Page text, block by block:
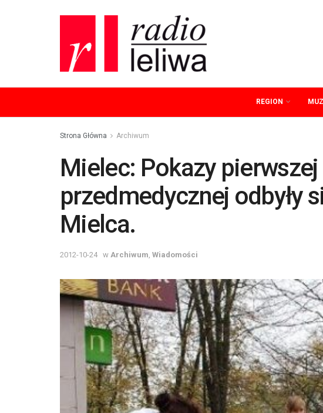
REGION
Strona Główna Archiwum
Mielec: Pokazy
przedmedycznej odbyły
Mielca.
2012-10-24 w Archiwum Wiadomości